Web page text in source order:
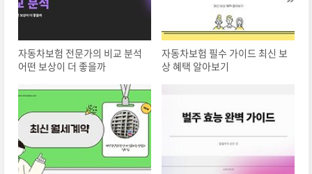
자동차보험 전문가의 비교 분석
어떤 보상이 더 좋을까
자동차보험 필수 가이드 최신 보
상 혜택 알아보기